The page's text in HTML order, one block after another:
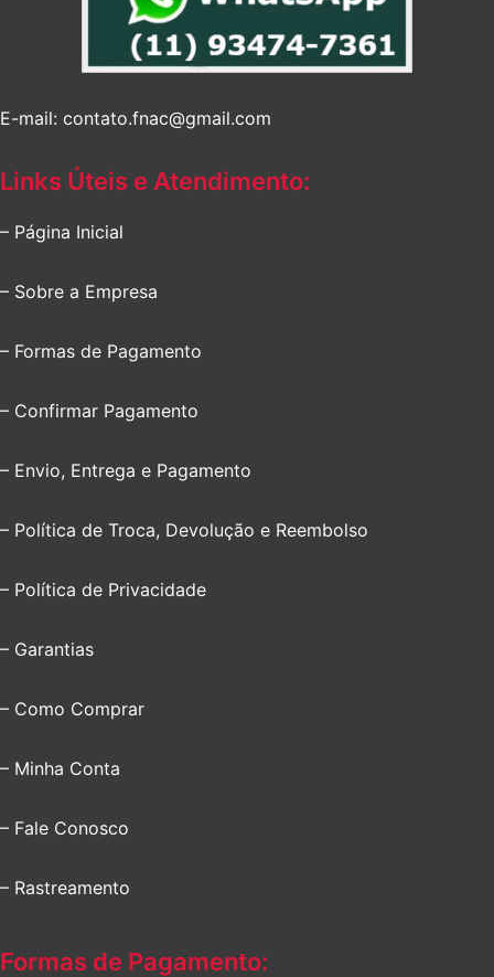
E-mail: contato.fnac@gmail.com
Links Úteis e Atendimento:
– Página Inicial
– Sobre a Empresa
– Formas de Pagamento
– Confirmar Pagamento
– Envio, Entrega e Pagamento
– Política de Troca, Devolução e Reembolso
– Política de Privacidade
– Garantias
– Como Comprar
– Minha Conta
– Fale Conosco
– Rastreamento
Formas de Pagamento: